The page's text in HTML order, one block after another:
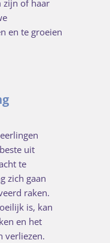
zijn of haar
en te groeien
uit
te
zich gaan
raken.
is, kan
en het
verliezen.